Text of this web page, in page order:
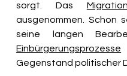
sorgt. Das
ausgenommen. Schon
Einbürgerungsprozesse
Gegenstand politischer